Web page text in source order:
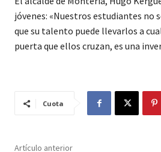
jóvenes: «Nuestros estudiantes
que su talento puede llevarlos a
puerta que ellos cruzan, es una
Cuota
Artículo anterior